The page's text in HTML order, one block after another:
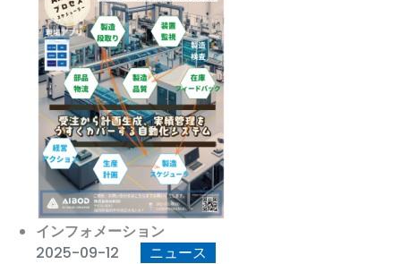
インフォメーション
2025-09-12
ニュース